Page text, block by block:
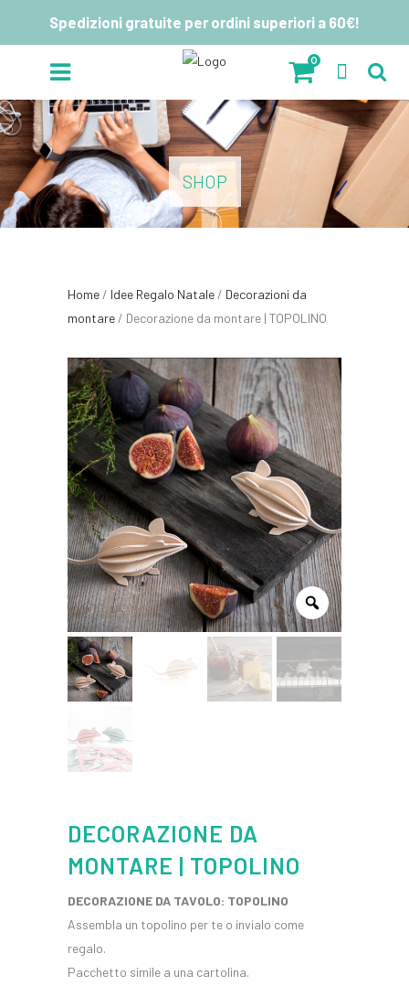
Spedizioni gratuite per ordini superiori a 60€!
0
SHOP
Home / Idee Regalo Natale / Decorazioni da
montare / Decorazione da montare | TOPOLINO
DECORAZIONE DA
MONTARE | TOPOLINO
DECORAZIONE DA TAVOLO: TOPOLINO
Assembla un topolino per te o invialo come
regalo.
Pacchetto simile a una cartolina.